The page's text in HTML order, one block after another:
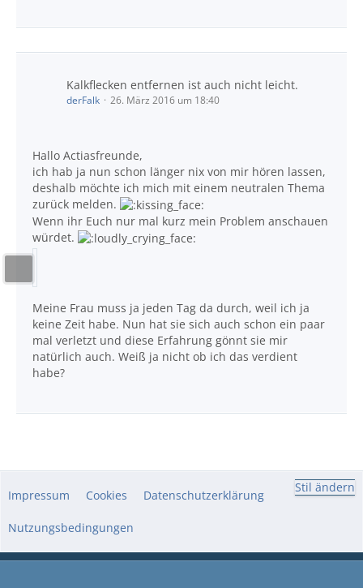
Kalkflecken entfernen ist auch nicht leicht.
derFalk 26. März 2016 um 18:40
Hallo Actiasfreunde,
ich hab ja nun schon länger nix von mir hören lassen,
deshalb möchte ich mich mit einem neutralen Thema
zurück melden.
Wenn ihr Euch nur mal kurz mein Problem anschauen
würdet.
Meine Frau muss ja jeden Tag da durch, weil ich ja
keine Zeit habe. Nun hat sie sich auch schon ein paar
mal verletzt und diese Erfahrung gönnt sie mir
natürlich auch. Weiß ja nicht ob ich das verdient
habe?
Stil ändern
Impressum Cookies Datenschutzerklärung
Nutzungsbedingungen